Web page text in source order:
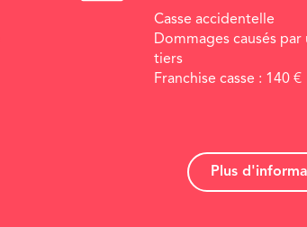
Casse accidentelle
Dommages causés par
tiers
Franchise casse : 140 €
Plus